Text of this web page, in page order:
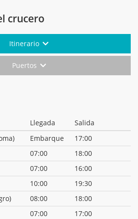
crucero
Itinerario
Puertos
Llegada
Salida
Embarque
17:00
07:00
18:00
07:00
16:00
10:00
19:30
08:00
18:00
07:00 17:00